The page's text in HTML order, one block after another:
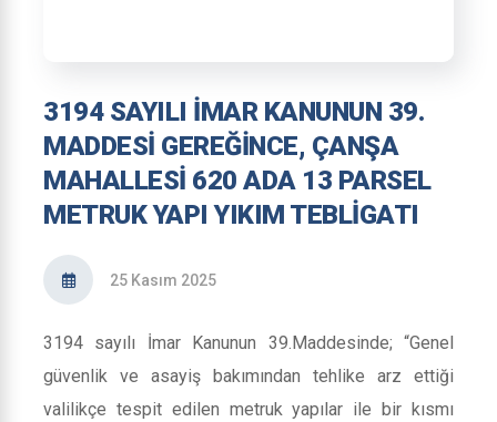
3194 SAYILI İMAR KANUNUN 39.
MADDESİ GEREĞİNCE, ÇANŞA
MAHALLESİ 620 ADA 13 PARSEL
METRUK YAPI YIKIM TEBLİGATI
25 Kasım 2025
3194 sayılı İmar Kanunun 39.Maddesinde; “Genel
güvenlik ve asayiş bakımından tehlike arz ettiği
valilikçe tespit edilen metruk yapılar ile bir kısmı